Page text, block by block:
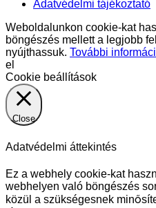
Adatvédelmi tájékoztató
Weboldalunkon cookie-kat
böngészés mellett a legjobb
nyújthassuk. További
el
Cookie beállítások
Close
Adatvédelmi áttekintés
Ez a webhely cookie-kat
webhelyen való böngészés
közül a szükségesnek